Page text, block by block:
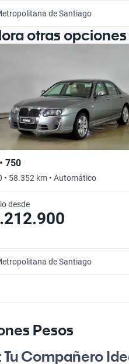
de Santiago
otras
750
• 58.352 km • Automático
desde
de Santiago
Pesos
Compañero